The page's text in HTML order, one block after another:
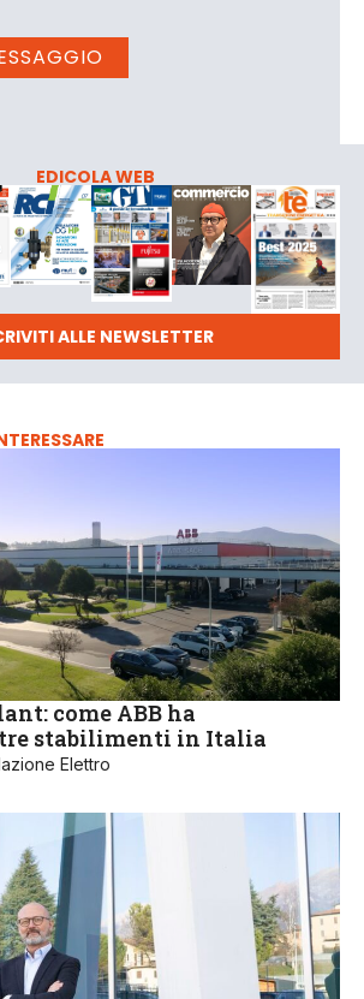
EDICOLA WEB
ALLE NEWSLETTER
come ABB ha
stabilimenti in Italia
Elettro